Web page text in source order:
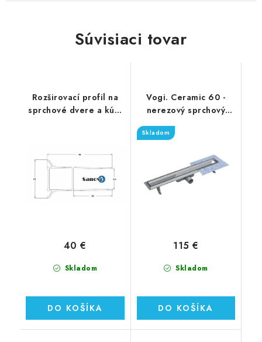
Súvisiaci tovar
Rozširovací profil na
sprchové dvere a kúty
Skladom
40 €
DO KOŠÍKA
Vogi. Ceramic 60 -
nerezový sprchový
žľab 60 cm (RD60set)
Skladom
Skladom
115 €
DO KOŠÍKA